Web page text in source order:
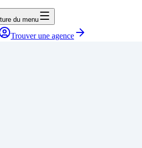
du menu
Trouver une agence